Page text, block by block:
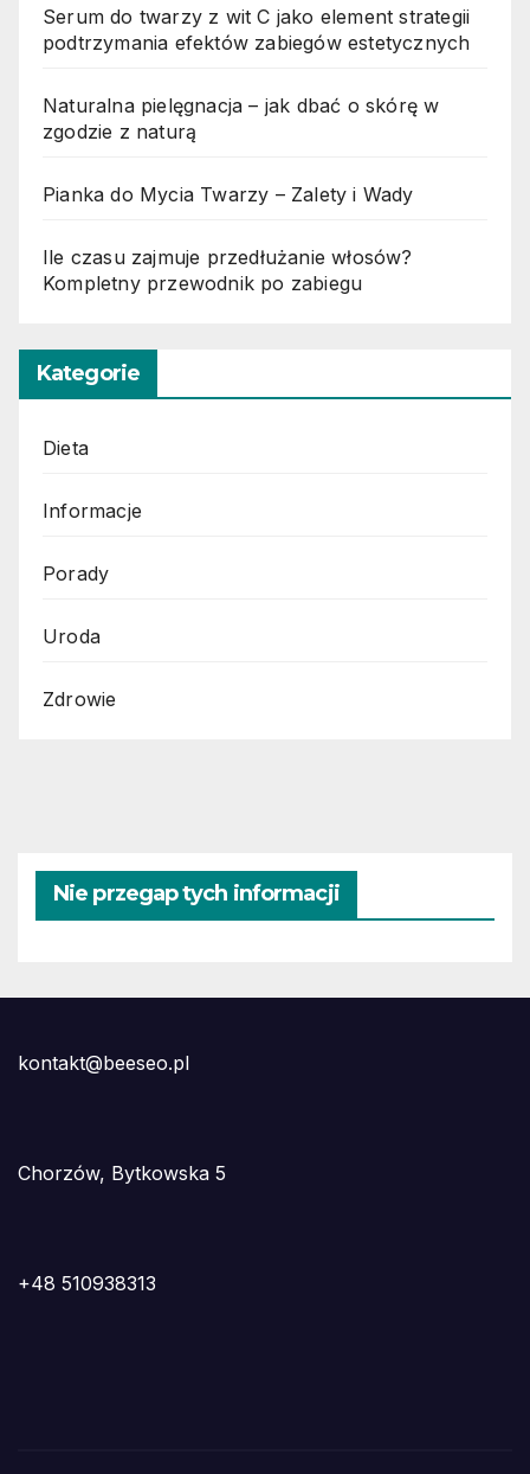
Serum do twarzy z wit C jako element strategii
podtrzymania efektów zabiegów estetycznych
Naturalna pielęgnacja – jak dbać o skórę w
zgodzie z naturą
Pianka do Mycia Twarzy – Zalety i Wady
Ile czasu zajmuje przedłużanie włosów?
Kompletny przewodnik po zabiegu
Kategorie
Dieta
Informacje
Porady
Uroda
Zdrowie
Nie przegap tych informacji
kontakt@beeseo.pl
Chorzów, Bytkowska 5
+48 510938313